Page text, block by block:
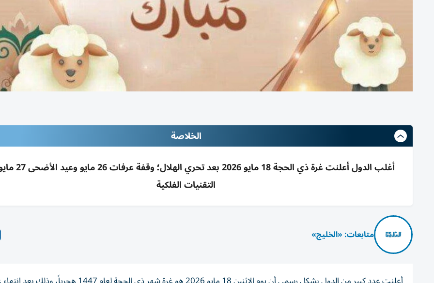
الخلاصة
أغلب الدول أعلنت غرة ذي
التقنيات الفلكية
متابعات: «الخليج»